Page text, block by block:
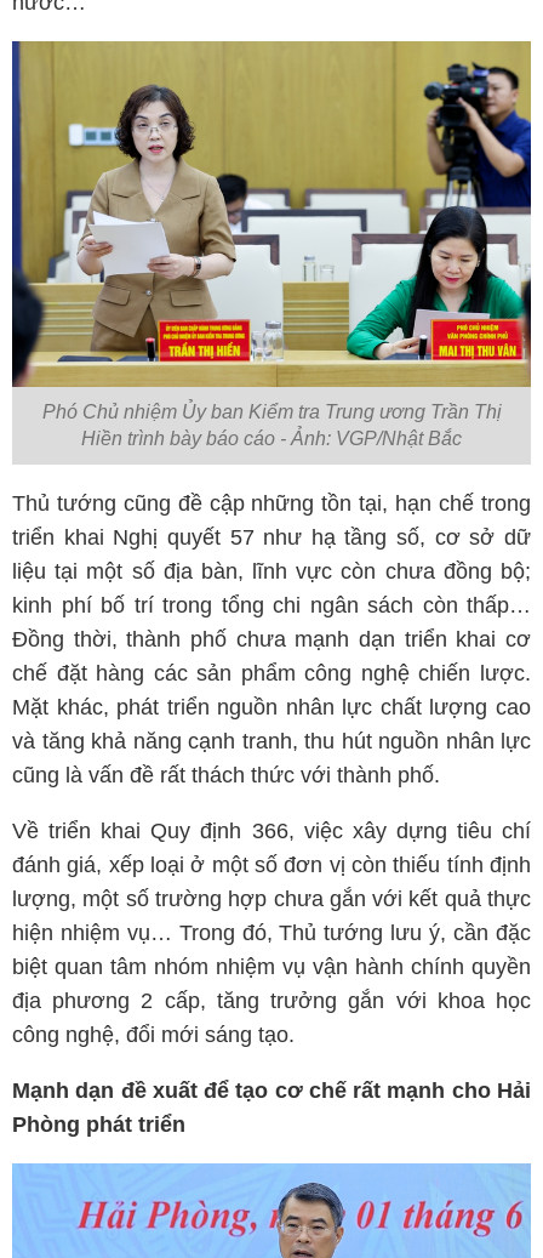
Phó Chủ nhiệm Ủy ban Kiểm tra Trung ương Trần Thị
Hiền trình bày báo cáo - Ảnh: VGP/Nhật Bắc
Thủ tướng cũng đề cập những tồn tại, hạn chế trong
triển khai Nghị quyết 57 như hạ tầng số, cơ sở dữ
liệu tại một số địa bàn, lĩnh vực còn chưa đồng bộ;
kinh phí bố trí trong tổng chi ngân sách còn thấp…
Đồng thời, thành phố chưa mạnh dạn triển khai cơ
chế đặt hàng các sản phẩm công nghệ chiến lược.
Mặt khác, phát triển nguồn nhân lực chất lượng cao
và tăng khả năng cạnh tranh, thu hút nguồn nhân lực
cũng là vấn đề rất thách thức với thành phố.
Về triển khai Quy định 366, việc xây dựng tiêu chí
đánh giá, xếp loại ở một số đơn vị còn thiếu tính định
lượng, một số trường hợp chưa gắn với kết quả thực
hiện nhiệm vụ… Trong đó, Thủ tướng lưu ý, cần đặc
biệt quan tâm nhóm nhiệm vụ vận hành chính quyền
địa phương 2 cấp, tăng trưởng gắn với khoa học
công nghệ, đổi mới sáng tạo.
Mạnh dạn đề xuất để tạo cơ chế rất mạnh cho Hải
Phòng phát triển